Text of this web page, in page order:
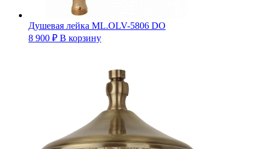
Душевая лейка ML.OLV-5806 DO
8 900 ₽ В корзину